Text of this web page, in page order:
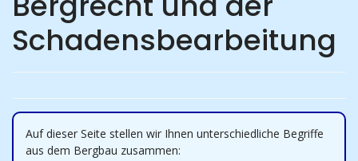
Schadensbearbeitung
Auf dieser Seite stellen wir Ihnen unterschiedliche Begriffe
aus dem Bergbau zusammen: